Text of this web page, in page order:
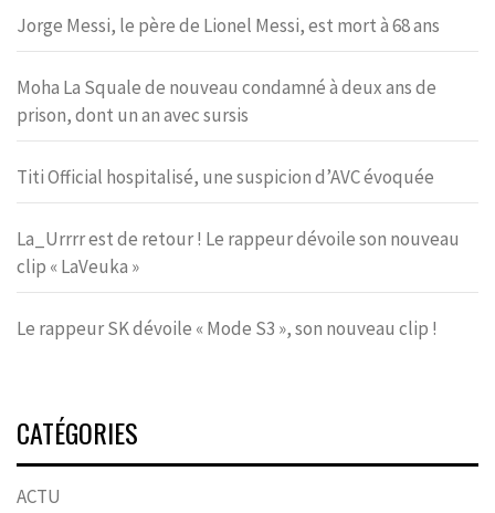
Jorge Messi, le père de Lionel Messi, est mort à 68 ans
Moha La Squale de nouveau condamné à deux ans de
prison, dont un an avec sursis
Titi Official hospitalisé, une suspicion d’AVC évoquée
La_Urrrr est de retour ! Le rappeur dévoile son nouveau
clip « LaVeuka »
Le rappeur SK dévoile « Mode S3 », son nouveau clip !
CATÉGORIES
ACTU